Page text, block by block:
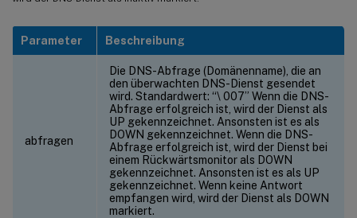
Parameter Beschreibung
abfragen
Die DNS-Abfrage (Domänenname), die an
den überwachten DNS-Dienst gesendet
wird. Standardwert: “\ 007” Wenn die DNS-
Abfrage erfolgreich ist, wird der Dienst als
UP gekennzeichnet. Ansonsten ist es als
DOWN gekennzeichnet. Wenn die DNS-
Abfrage erfolgreich ist, wird der Dienst bei
einem Rückwärtsmonitor als DOWN
gekennzeichnet. Ansonsten ist es als UP
gekennzeichnet. Wenn keine Antwort
empfangen wird, wird der Dienst als DOWN
markiert.